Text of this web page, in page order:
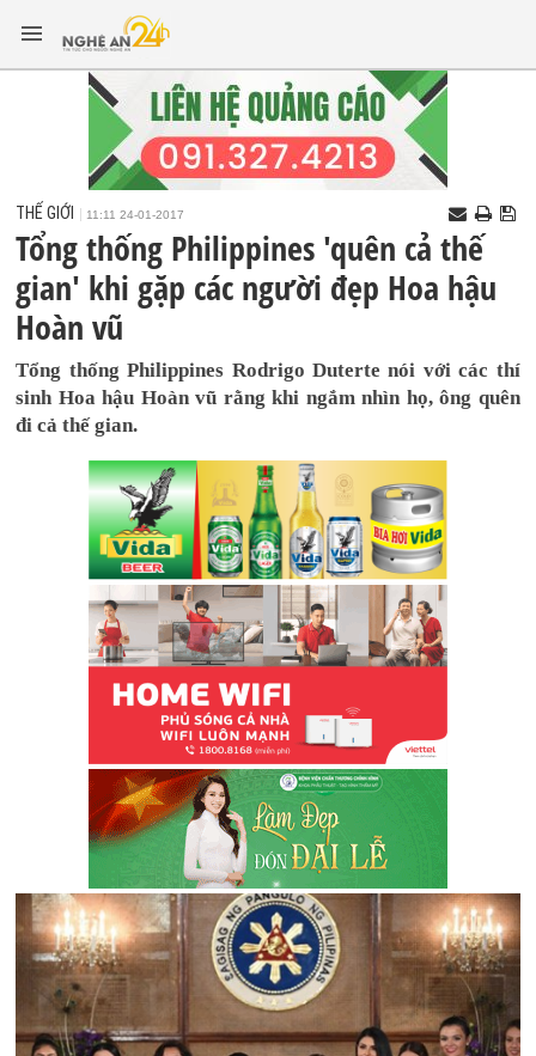
THẾ GIỚI 11:11 24-01-2017
Tổng thống Philippines 'quên cả thế
gian' khi gặp các người đẹp Hoa hậu
Hoàn vũ
Tổng thống Philippines Rodrigo Duterte nói với các thí
sinh Hoa hậu Hoàn vũ rằng khi ngắm nhìn họ, ông quên
đi cả thế gian.